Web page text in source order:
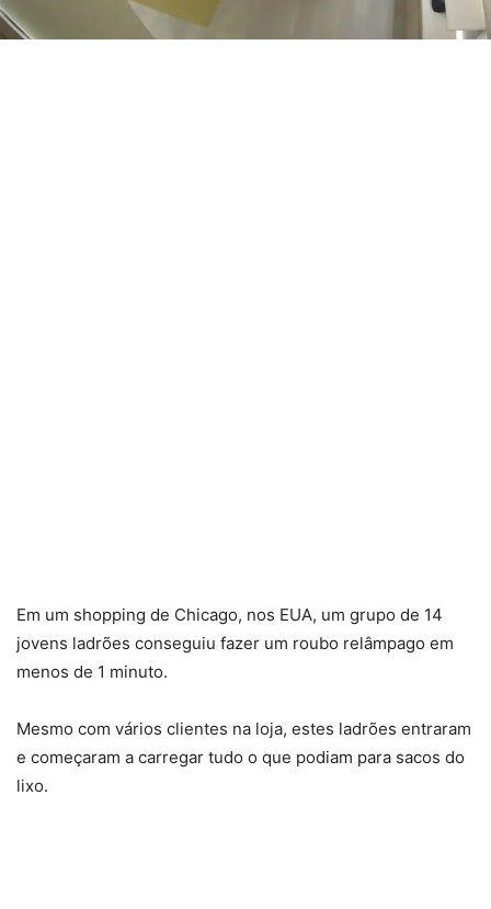
Em um shopping de Chicago, nos EUA, um grupo de 14
jovens ladrões conseguiu fazer um roubo relâmpago em
menos de 1 minuto.
Mesmo com vários clientes na loja, estes ladrões entraram
e começaram a carregar tudo o que podiam para sacos do
lixo.